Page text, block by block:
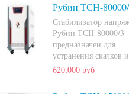
Рубин ТСН-
Стабилизатор
Рубин ТСН-80000/3
предназначен для
устранения скачков
620,000 руб